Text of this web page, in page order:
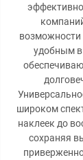
возможности
удобным
широком
наклеек до
сохраняя